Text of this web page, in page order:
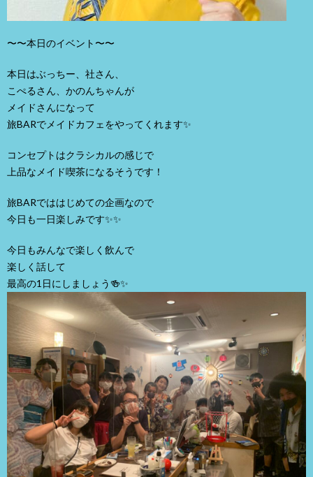
〜〜本日のイベント〜〜
本日はぶっちー、社さん、
こぺるさん、かのんちゃんが
メイドさんになって
旅BARでメイドカフェをやってくれます✨
コンセプトはクラシカルの感じで
上品なメイド喫茶になるそうです！
旅BARでははじめての企画なので
今日も一日楽しみです✨✨
今日もみんなで楽しく飲んで
楽しく話して
最高の1日にしましょう🍻✨